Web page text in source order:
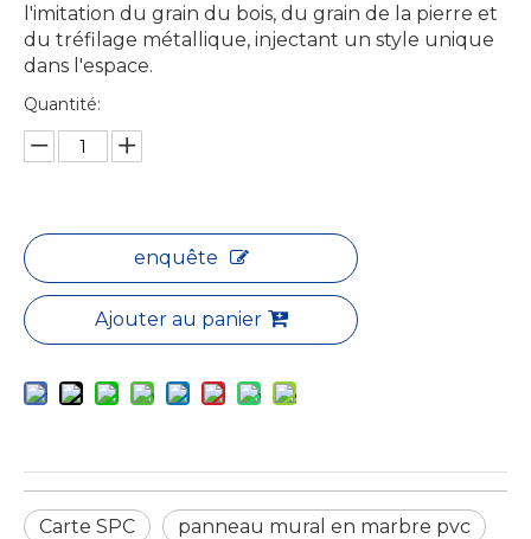
l'imitation du grain du bois, du grain de la pierre et
du tréfilage métallique, injectant un style unique
dans l'espace.​
Quantité:
enquête
Ajouter au panier
Carte SPC panneau mural en marbre pvc